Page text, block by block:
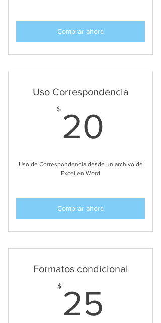
Comprar ahora
Uso Correspondencia
$ 20
Uso de Correspondencia desde un archivo de
Excel en Word
Comprar ahora
Formatos condicional
$ 25